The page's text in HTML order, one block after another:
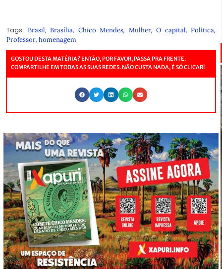
Tags: Brasil, Brasília, Chico Mendes, Mulher, O capital, Política,
Professor, homenagem
GOSTOU DESTA MATÉRIA? ENTÃO, POR FAVOR, PASSA PRA FRENTE.
COMPARTILHE EM TODAS AS SUAS REDES. NÃO CUSTA NADA, É SÓ CLICAR!